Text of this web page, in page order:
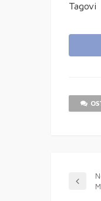
Tagovi